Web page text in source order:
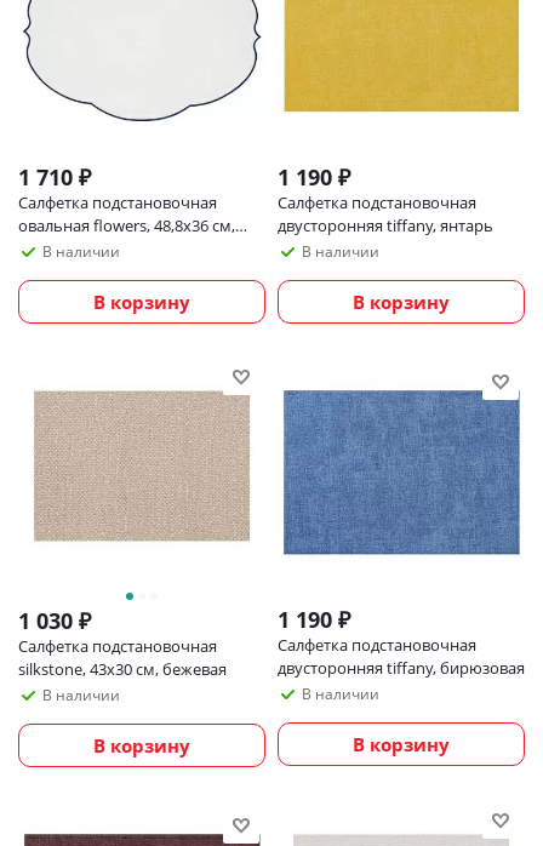
1 710 ₽
Салфетка подстановочная
овальная flowers, 48,8х36 см,
белаяВ наличии
В корзину
1 190 ₽
Салфетка подстановочная
двусторонняя tiffany, янтарь
В наличии
В корзину
1 030 ₽
Салфетка подстановочная
silkstone, 43х30 см, бежевая
В наличии
В корзину
1 190 ₽
Салфетка подстановочная
двусторонняя tiffany, бирюзовая
В наличии
В корзину